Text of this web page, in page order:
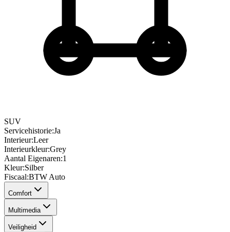
SUV
Servicehistorie:Ja
Interieur:Leer
Interieurkleur:Grey
Aantal Eigenaren:1
Kleur:Silber
Fiscaal:BTW Auto
Comfort
Multimedia
Veiligheid